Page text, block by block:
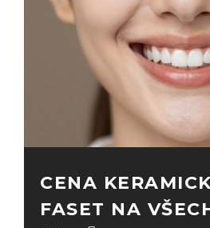
CENA
FASET NA